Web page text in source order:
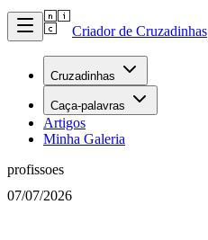
Criador de Cruzadinhas
Cruzadinhas
Caça-palavras
Artigos
Minha Galeria
profissoes
07/07/2026